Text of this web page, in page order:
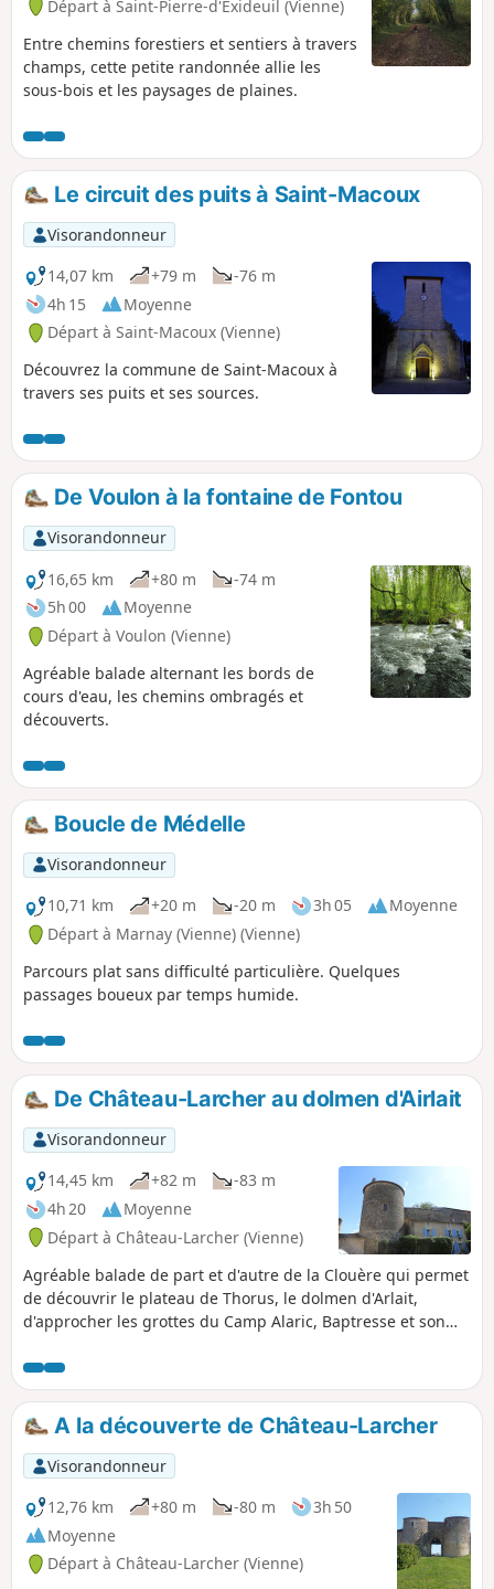
Départ à Saint-Pierre-d'Exideuil (Vienne)
Entre chemins forestiers et sentiers à travers
champs, cette petite randonnée allie les
sous-bois et les paysages de plaines.
Le circuit des puits à Saint-Macoux
Visorandonneur
14,07 km
+79 m
-76 m
4h 15
Moyenne
Départ à Saint-Macoux (Vienne)
Découvrez la commune de Saint-Macoux à
travers ses puits et ses sources.
De Voulon à la fontaine de Fontou
Visorandonneur
16,65 km
+80 m
-74 m
5h 00
Moyenne
Départ à Voulon (Vienne)
Agréable balade alternant les bords de
cours d'eau, les chemins ombragés et
découverts.
Boucle de Médelle
Visorandonneur
10,71 km
+20 m -20 m 3h 05
Moyenne
Départ à Marnay (Vienne) (Vienne)
Parcours plat sans difficulté particulière. Quelques
passages boueux par temps humide.
De Château-Larcher au dolmen d'Airlait
Visorandonneur
14,45 km
+82 m
-83 m
4h 20
Moyenne
Départ à Château-Larcher (Vienne)
Agréable balade de part et d'autre de la Clouère qui permet
de découvrir le plateau de Thorus, le dolmen d'Arlait,
d'approcher les grottes du Camp Alaric, Baptresse et son
caractère de Château-Larcher. En particulier, voir sa
lanterne des Morts, un ancien prieuré, son église, ancienne
chapelle du Château, un manoir, etc.
A la découverte de Château-Larcher
Visorandonneur
12,76 km
+80 m -80 m
3h 50
Moyenne
Départ à Château-Larcher (Vienne)